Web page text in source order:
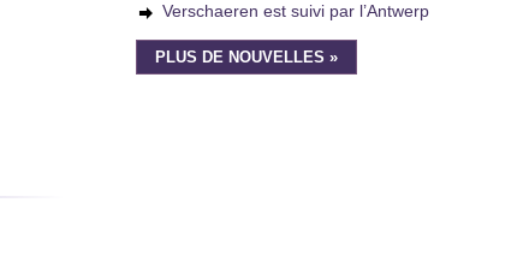
Verschaeren est suivi par l’Antwerp
PLUS DE NOUVELLES »